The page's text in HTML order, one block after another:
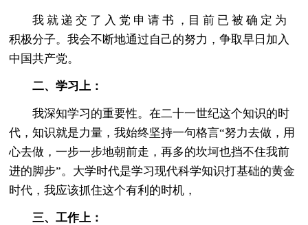
我 就 递 交 了 入 党 申 请 书 ，目 前 已 被 确 定 为
积极分子。我会不断地通过自己的努力，争取早日加入
中国共产党。
二、学习上：
我深知学习的重要性。在二十一世纪这个知识的时
代，知识就是力量，我始终坚持一句格言“努力去做，用
心去做，一步一步地朝前走，再多的坎坷也挡不住我前
进的脚步”。大学时代是学习现代科学知识打基础的黄金
时代，我应该抓住这个有利的时机，
三、工作上：